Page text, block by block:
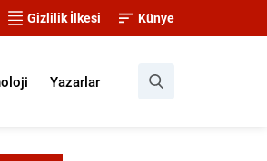
Gizlilik İlkesi Künye
Yazarlar